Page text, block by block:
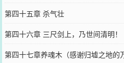
第四十五章 杀气壮
第四十六章 三尺剑上，乃世间清明
币）
第四十七章养魂木（感谢归墟之地的